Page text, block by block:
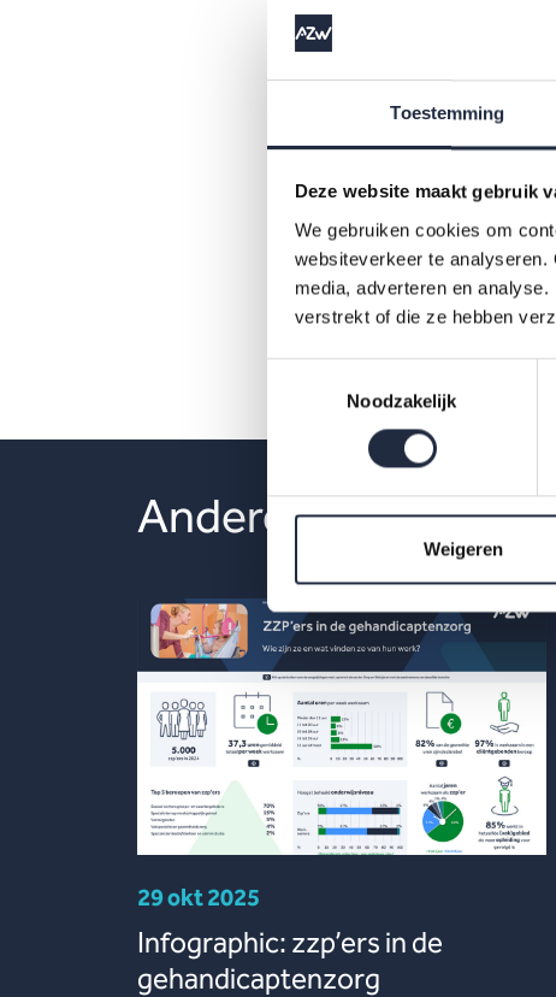
Toestemming
Deze website maakt gebruik
We gebruiken cookies om
websiteverkeer te
media, adverteren en
verstrekt of die ze hebben
Noodzakelijk
Weigeren
pdf
Andere publicaties
29 okt 2025
Infographic: zzp’ers in de
gehandicaptenzorg